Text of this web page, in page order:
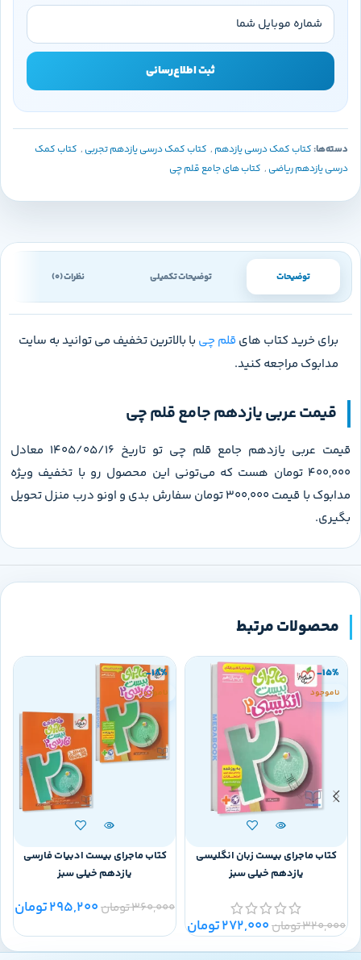
ثبت اطلاع‌رسانی
دسته‌ها:کتاب کمک درسی یازدهم , کتاب کمک درسی یازدهم تجربی , کتاب کمک
درسی یازدهم ریاضی , کتاب های جامع قلم چی
توضیحات توضیحات تکمیلی نظرات (0)
برای خرید کتاب های قلم چی با بالاترین تخفیف می توانید به سایت
مدابوک مراجعه کنید.
قیمت عربی یازدهم جامع قلم چی
قیمت عربی یازدهم جامع قلم چی تو تاریخ 1405/05/16 معادل
400,000 تومان هست که می‌تونی این محصول رو با تخفیف ویژه
مدابوک با قیمت 300,000 تومان سفارش بدی و اونو درب منزل تحویل
بگیری.
محصولات مرتبط
-15%
ناموجود
کتاب ماجرای بیست زبان انگلیسی
یازدهم خیلی سبز
320,000تومان272,000تومان
-18%
ناموجود
کتاب ماجرای بیست ادبیات فارسی
یازدهم خیلی سبز
360,000تومان295,200تومان